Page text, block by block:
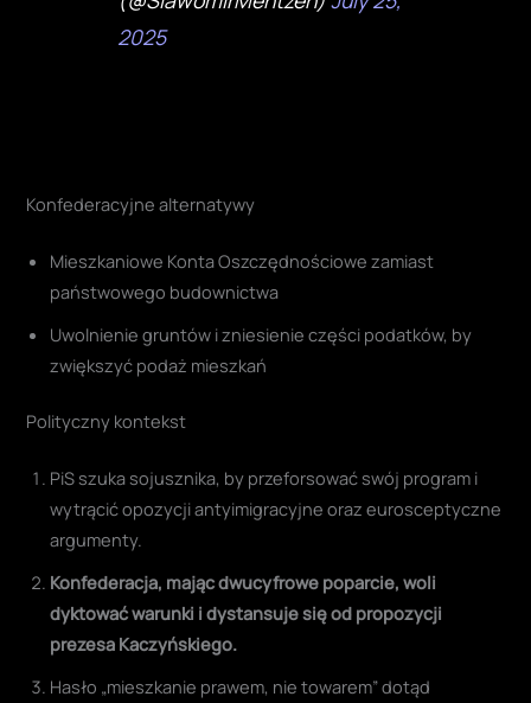
2025
Konfederacyjne alternatywy
Mieszkaniowe Konta Oszczędnościowe zamiast
państwowego budownictwa
Uwolnienie gruntów i zniesienie części podatków, by
zwiększyć podaż mieszkań
Polityczny kontekst
PiS szuka sojusznika, by przeforsować swój program i
wytrącić opozycji antyimigracyjne oraz eurosceptyczne
argumenty.
Konfederacja, mając dwucyfrowe poparcie, woli
dyktować warunki i dystansuje się od propozycji
prezesa Kaczyńskiego.
Hasło „mieszkanie prawem, nie towarem” dotąd